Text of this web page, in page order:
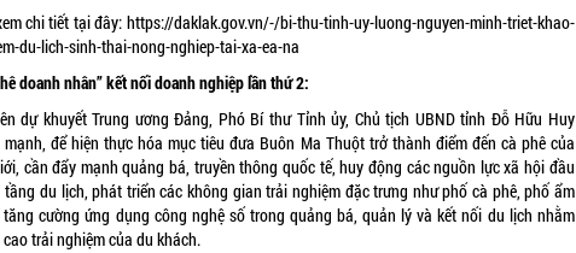
chi tiết tại đây: https://daklak.gov.vn/-/bi-thu-tinh-uy-luong-nguyen-minh-triet-khao-
du-lich-sinh-thai-nong-nghiep-tai-xa-ea-na
doanh nhân” kết nối doanh nghiệp lần thứ 2:
dự khuyết Trung ương Đảng, Phó Bí thư Tỉnh ủy, Chủ tịch UBND tỉnh Đỗ Hữu Huy
mạnh, để hiện thực hóa mục tiêu đưa Buôn Ma Thuột trở thành điểm đến cà phê của
cần đẩy mạnh quảng bá, truyền thông quốc tế, huy động các nguồn lực xã hội đầu
tầng du lịch, phát triển các không gian trải nghiệm đặc trưng như phố cà phê, phố ẩm
cường ứng dụng công nghệ số trong quảng bá, quản lý và kết nối du lịch nhằm
trải nghiệm của du khách.